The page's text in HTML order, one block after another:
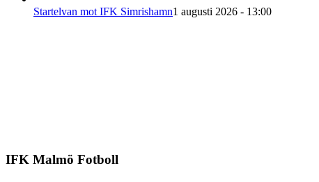
Startelvan mot IFK Simrishamn1 augusti 2026 - 13:00
IFK Malmö Fotboll